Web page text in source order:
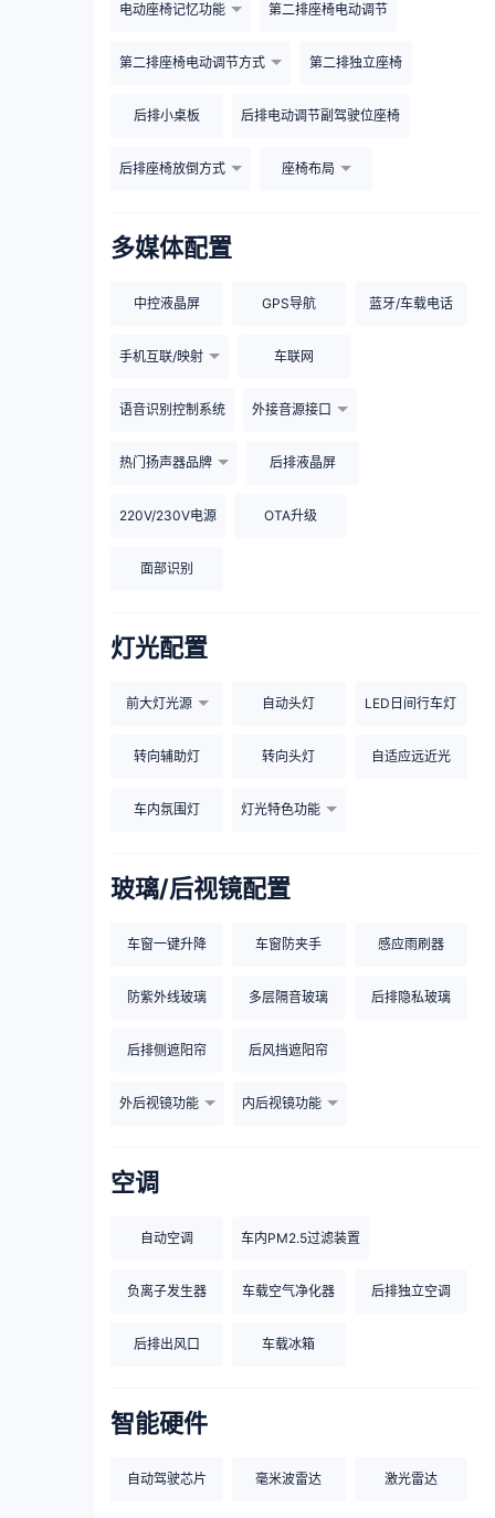
电动座椅记忆功能 第二排座椅电动调节
第二排座椅电动调节方式 第二排独立座椅
后排小桌板 后排电动调节副驾驶位座椅
后排座椅放倒方式 座椅布局
多媒体配置
中控液晶屏 GPS导航 蓝牙/车载电话
手机互联/映射 车联网
语音识别控制系统 外接音源接口
热门扬声器品牌 后排液晶屏
220V/230V电源 OTA升级
面部识别
灯光配置
前大灯光源 自动头灯 LED日间行车灯
转向辅助灯 转向头灯 自适应远近光
车内氛围灯 灯光特色功能
玻璃/后视镜配置
车窗一键升降 车窗防夹手 感应雨刷器
防紫外线玻璃 多层隔音玻璃 后排隐私玻璃
后排侧遮阳帘 后风挡遮阳帘
外后视镜功能 内后视镜功能
空调
自动空调 车内PM2.5过滤装置
负离子发生器 车载空气净化器 后排独立空调
后排出风口 车载冰箱
智能硬件
自动驾驶芯片 毫米波雷达 激光雷达